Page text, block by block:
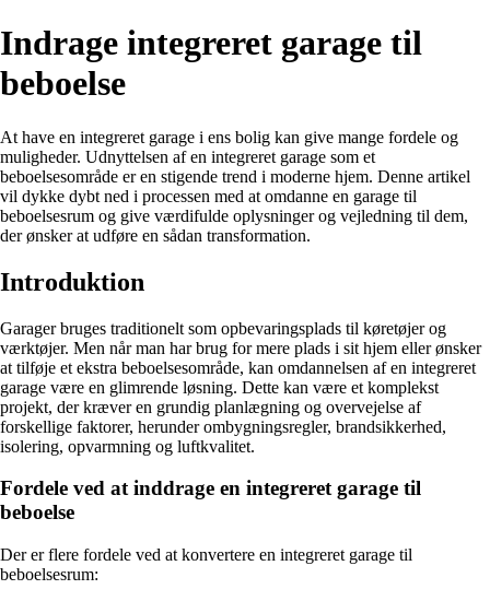
Indrage integreret garage til
beboelse
At have en integreret garage i ens bolig kan give mange fordele og
muligheder. Udnyttelsen af en integreret garage som et
beboelsesområde er en stigende trend i moderne hjem. Denne artikel
vil dykke dybt ned i processen med at omdanne en garage til
beboelsesrum og give værdifulde oplysninger og vejledning til dem,
der ønsker at udføre en sådan transformation.
Introduktion
Garager bruges traditionelt som opbevaringsplads til køretøjer og
værktøjer. Men når man har brug for mere plads i sit hjem eller ønsker
at tilføje et ekstra beboelsesområde, kan omdannelsen af en integreret
garage være en glimrende løsning. Dette kan være et komplekst
projekt, der kræver en grundig planlægning og overvejelse af
forskellige faktorer, herunder ombygningsregler, brandsikkerhed,
isolering, opvarmning og luftkvalitet.
Fordele ved at inddrage en integreret garage til
beboelse
Der er flere fordele ved at konvertere en integreret garage til
beboelsesrum: